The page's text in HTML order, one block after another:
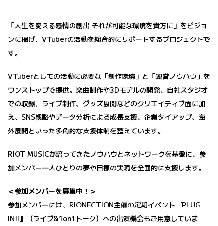
「人生を変える感情の創出 それが可能な環境を貴方に」をビジョ
ンに掲げ、VTuberの活動を総合的にサポートするプロジェクトで
す。
VTuberとしての活動に必要な「制作環境」と「運営ノウハウ」を
ワンストップで提供。楽曲制作や3Dモデルの開発、自社スタジオ
での収録、ライブ制作、グッズ展開などのクリエイティブ面に加
え、SNS戦略やデータ分析による成長支援、企業タイアップ、海
外展開といった多角的な支援体制を整えています。
RIOT MUSICが培ってきたノウハウとネットワークを基盤に、参
加メンバー一人ひとりの夢や目標の実現を全面的に支援します。
＜参加メンバーを募集中！＞
参加メンバーには、RIONECTION主催の定期イベント『PLUG
IN!!』（ライブ&1on1トーク）への出演機会もご用意していま